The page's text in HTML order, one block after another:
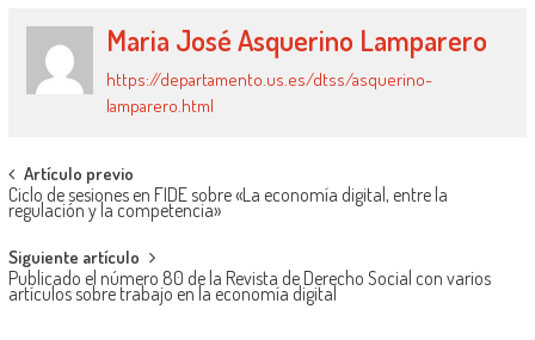
Maria José Asquerino Lamparero
https://departamento.us.es/dtss/asquerino-
lamparero.html
Artículo previo
Ciclo de sesiones en FIDE sobre «La economía digital, entre la
regulación y la competencia»
Siguiente artículo
Publicado el número 80 de la Revista de Derecho Social con varios
artículos sobre trabajo en la economía digital